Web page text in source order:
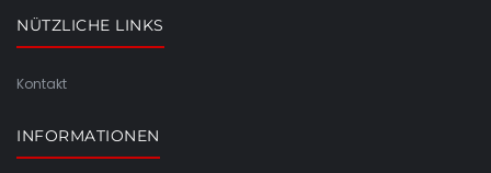
NÜTZLICHE LINKS
Kontakt
INFORMATIONEN